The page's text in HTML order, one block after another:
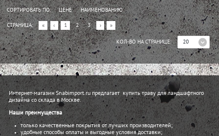
СОРТИРОВАТЬ ПО: ЦЕНЕ НАИМЕНОВАНИЮ
СТРАНИЦА: « ‹ 1 2 3 › »
20
КОЛ-ВО НА СТРАНИЦЕ:
Интернет-магазин Snabimport.ru предлагает купить траву для ландшафтного
дизайна со склада в Москве.
Наши преимущества
только качественные покрытия от лучших производителей;
удобные способы оплаты и выгодные условия доставки;